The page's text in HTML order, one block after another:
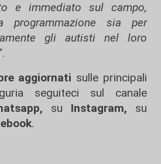
e immediato sul campo,
sia per
gli autisti nel loro
".
aggiornati sulle principali
seguiteci sul canale
su Instagram, su
.